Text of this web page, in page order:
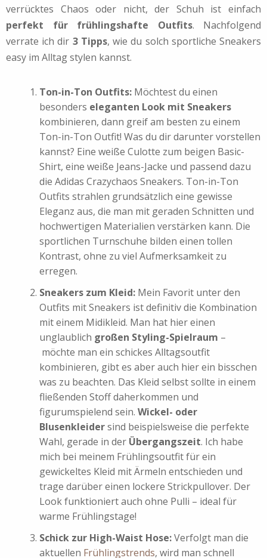
verrücktes Chaos oder nicht, der Schuh ist einfach
perfekt für frühlingshafte Outfits. Nachfolgend
verrate ich dir 3 Tipps, wie du solch sportliche Sneakers
easy im Alltag stylen kannst.
Ton-in-Ton Outfits: Möchtest du einen
besonders eleganten Look mit Sneakers
kombinieren, dann greif am besten zu einem
Ton-in-Ton Outfit! Was du dir darunter vorstellen
kannst? Eine weiße Culotte zum beigen Basic-
Shirt, eine weiße Jeans-Jacke und passend dazu
die Adidas Crazychaos Sneakers. Ton-in-Ton
Outfits strahlen grundsätzlich eine gewisse
Eleganz aus, die man mit geraden Schnitten und
hochwertigen Materialien verstärken kann. Die
sportlichen Turnschuhe bilden einen tollen
Kontrast, ohne zu viel Aufmerksamkeit zu
erregen.
Sneakers zum Kleid: Mein Favorit unter den
Outfits mit Sneakers ist definitiv die Kombination
mit einem Midikleid. Man hat hier einen
unglaublich großen Styling-Spielraum –
möchte man ein schickes Alltagsoutfit
kombinieren, gibt es aber auch hier ein bisschen
was zu beachten. Das Kleid selbst sollte in einem
fließenden Stoff daherkommen und
figurumspielend sein. Wickel- oder
Blusenkleidersind beispielsweise die perfekte
Wahl, gerade in der Übergangszeit. Ich habe
mich bei meinem Frühlingsoutfit für ein
gewickeltes Kleid mit Ärmeln entschieden und
trage darüber einen lockere Strickpullover. Der
Look funktioniert auch ohne Pulli – ideal für
warme Frühlingstage!
Schick zur High-Waist Hose:Verfolgt man die
aktuellen Frühlingstrends, wird man schnell